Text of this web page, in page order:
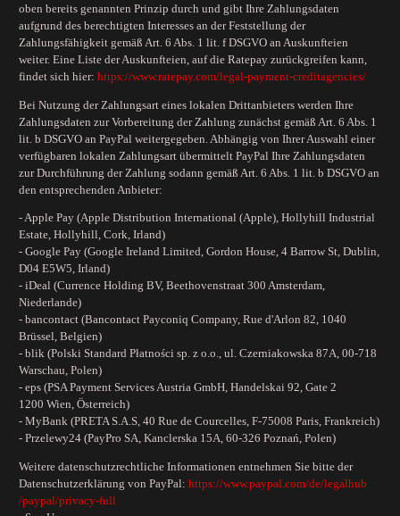
oben bereits genannten Prinzip durch und gibt Ihre Zahlungsdaten
aufgrund des berechtigten Interesses an der Feststellung der
Zahlungsfähigkeit gemäß Art. 6 Abs. 1 lit. f DSGVO an Auskunfteien
weiter. Eine Liste der Auskunfteien, auf die Ratepay zurückgreifen kann,
findet sich hier: https://www.ratepay.com/legal-payment-creditagencies/
Bei Nutzung der Zahlungsart eines lokalen Drittanbieters werden Ihre
Zahlungsdaten zur Vorbereitung der Zahlung zunächst gemäß Art. 6 Abs. 1
lit. b DSGVO an PayPal weitergegeben. Abhängig von Ihrer Auswahl einer
verfügbaren lokalen Zahlungsart übermittelt PayPal Ihre Zahlungsdaten
zur Durchführung der Zahlung sodann gemäß Art. 6 Abs. 1 lit. b DSGVO an
den entsprechenden Anbieter:
- Apple Pay (Apple Distribution International (Apple), Hollyhill Industrial
Estate, Hollyhill, Cork, Irland)
- Google Pay (Google Ireland Limited, Gordon House, 4 Barrow St, Dublin,
D04 E5W5, Irland)
- iDeal (Currence Holding BV, Beethovenstraat 300 Amsterdam,
Niederlande)
- bancontact (Bancontact Payconiq Company, Rue d'Arlon 82, 1040
Brüssel, Belgien)
- blik (Polski Standard Płatności sp. z o.o., ul. Czerniakowska 87A, 00-718
Warschau, Polen)
- eps (PSA Payment Services Austria GmbH, Handelskai 92, Gate 2
1200 Wien, Österreich)
- MyBank (PRETA S.A.S, 40 Rue de Courcelles, F-75008 Paris, Frankreich)
- Przelewy24 (PayPro SA, Kanclerska 15A, 60-326 Poznań, Polen)
Weitere datenschutzrechtliche Informationen entnehmen Sie bitte der
Datenschutzerklärung von PayPal: https://www.paypal.com/de/legalhub
/paypal/privacy-full